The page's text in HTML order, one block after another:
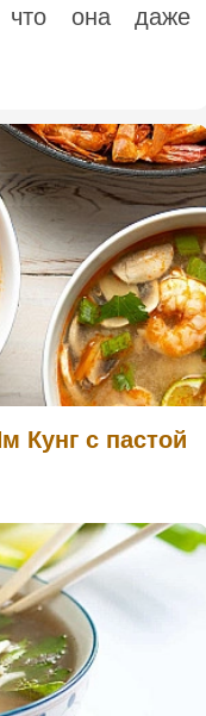
что она даже
Кунг с пастой